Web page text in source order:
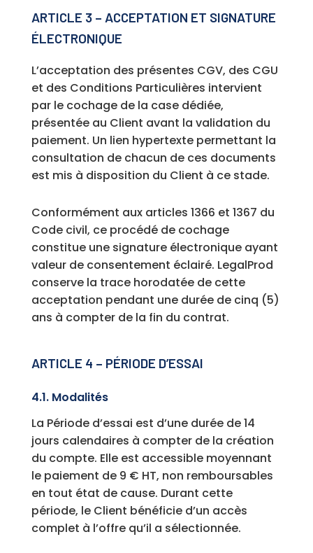
ARTICLE 3 – ACCEPTATION ET SIGNATURE
ÉLECTRONIQUE
L’acceptation des présentes CGV, des CGU
et des Conditions Particulières intervient
par le cochage de la case dédiée,
présentée au Client avant la validation du
paiement. Un lien hypertexte permettant la
consultation de chacun de ces documents
est mis à disposition du Client à ce stade.
Conformément aux articles 1366 et 1367 du
Code civil, ce procédé de cochage
constitue une signature électronique ayant
valeur de consentement éclairé. LegalProd
conserve la trace horodatée de cette
acceptation pendant une durée de cinq (5)
ans à compter de la fin du contrat.
ARTICLE 4 – PÉRIODE D’ESSAI
4.1. Modalités
La Période d’essai est d’une durée de 14
jours calendaires à compter de la création
du compte. Elle est accessible moyennant
le paiement de 9 € HT, non remboursables
en tout état de cause. Durant cette
période, le Client bénéficie d’un accès
complet à l’offre qu’il a sélectionnée.